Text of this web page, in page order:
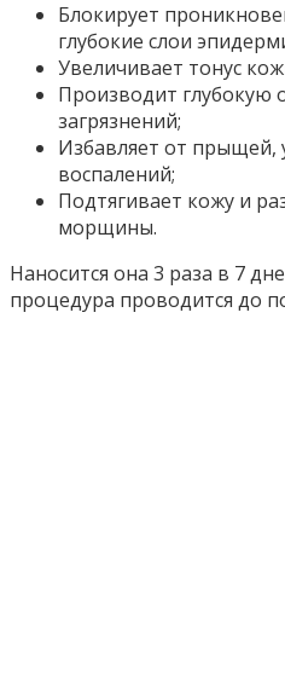
Блокирует
глубокие слои
Увеличивает тонус
Производит глубокую
загрязнений;
Избавляет от прыщей,
воспалений;
Подтягивает кожу и
морщины.
Наносится она 3 раза в 7
процедура проводится до